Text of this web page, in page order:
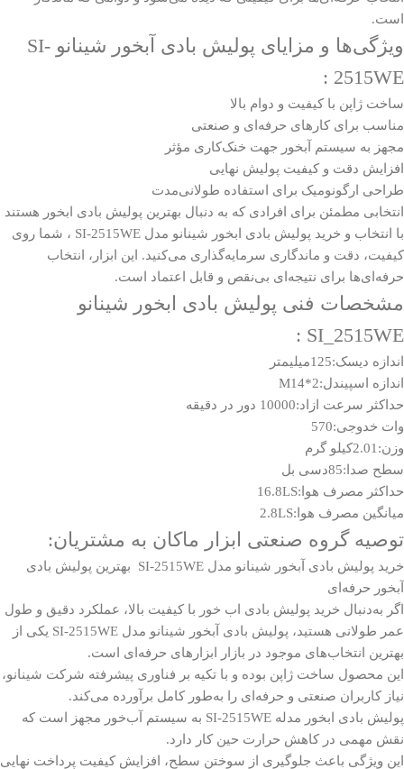
است.
ویژگی‌ها و مزایای پولیش بادی آبخور شینانو SI-
2515WE :
ساخت ژاپن با کیفیت و دوام بالا
مناسب برای کارهای حرفه‌ای و صنعتی
مجهز به سیستم آبخور جهت خنک‌کاری مؤثر
افزایش دقت و کیفیت پولیش نهایی
طراحی ارگونومیک برای استفاده طولانی‌مدت
انتخابی مطمئن برای افرادی که به دنبال بهترین پولیش بادی ابخور هستند
با انتخاب و خرید پولیش بادی ابخور شینانو مدل SI-2515WE ، شما روی
کیفیت، دقت و ماندگاری سرمایه‌گذاری می‌کنید. این ابزار، انتخاب
حرفه‌ای‌ها برای نتیجه‌ای بی‌نقص و قابل اعتماد است.
مشخصات فنی پولیش بادی ابخور شینانو
SI_2515WE :
اندازه دیسک:125میلیمتر
اندازه اسپیندل:M14*2
حداکثر سرعت ازاد:10000 دور در دقیقه
وات خدوجی:570
وزن:2.01کیلو گرم
سطح صدا:85دسی بل
حداکثر مصرف هوا:16.8LS
میانگین مصرف هوا:2.8LS
توصیه گروه صنعتی ابزار ماکان به مشتریان:
خرید پولیش بادی آبخور شینانو مدل SI-2515WE بهترین پولیش بادی
آبخور حرفه‌ای
اگر به‌دنبال خرید پولیش بادی اب خور با کیفیت بالا، عملکرد دقیق و طول
عمر طولانی هستید، پولیش بادی آبخور شینانو مدل SI-2515WE یکی از
بهترین انتخاب‌های موجود در بازار ابزارهای حرفه‌ای است.
این محصول ساخت ژاپن بوده و با تکیه بر فناوری پیشرفته شرکت شینانو،
نیاز کاربران صنعتی و حرفه‌ای را به‌طور کامل برآورده می‌کند.
پولیش بادی ابخور مدله SI-2515WE به سیستم آب‌خور مجهز است که
نقش مهمی در کاهش حرارت حین کار دارد.
این ویژگی باعث جلوگیری از سوختن سطح، افزایش کیفیت پرداخت نهایی